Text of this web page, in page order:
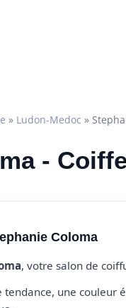
» Ludon-Medoc »
-
Coloma
, votre salon de
tendance, une